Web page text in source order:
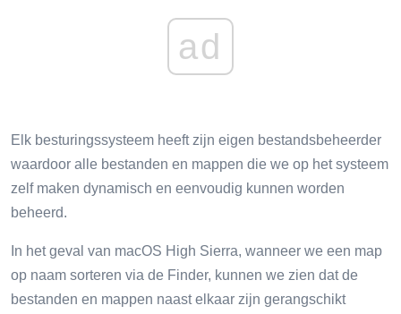
ad
Elk besturingssysteem heeft zijn eigen bestandsbeheerder
waardoor alle bestanden en mappen die we op het systeem
zelf maken dynamisch en eenvoudig kunnen worden
beheerd.
In het geval van macOS High Sierra, wanneer we een map
op naam sorteren via de Finder, kunnen we zien dat de
bestanden en mappen naast elkaar zijn gerangschikt